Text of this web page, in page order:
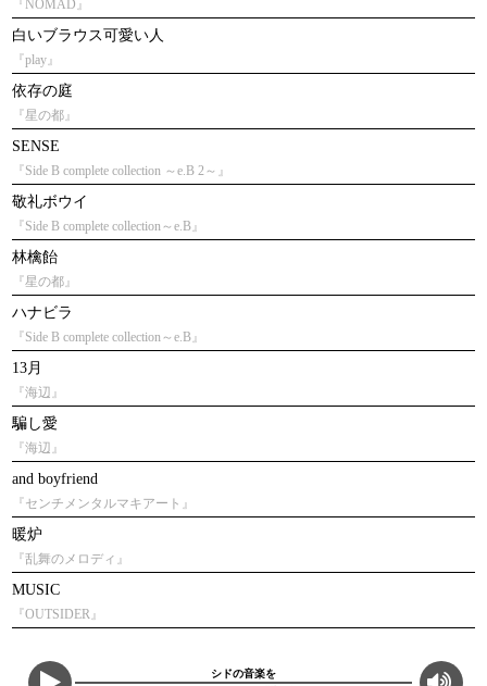
『NOMAD』
白いブラウス可愛い人
『play』
依存の庭
『星の都』
SENSE
『Side B complete collection ～e.B 2～』
敬礼ボウイ
『Side B complete collection～e.B』
林檎飴
『星の都』
ハナビラ
『Side B complete collection～e.B』
13月
『海辺』
騙し愛
『海辺』
and boyfriend
『センチメンタルマキアート』
暖炉
『乱舞のメロディ』
MUSIC
『OUTSIDER』
シドの音楽を